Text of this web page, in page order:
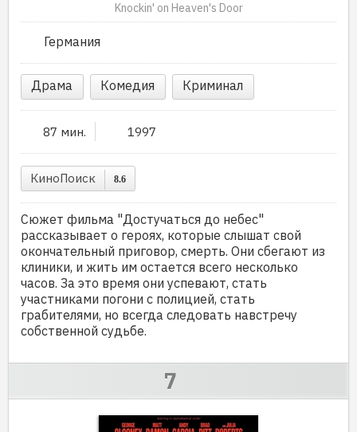
Knockin' on Heaven's Door
Германия
Драма Комедия Криминал
87 мин. 1997
КиноПоиск 8.6
Сюжет фильма "Достучаться до небес"
рассказывает о героях, которые слышат свой
окончательный приговор, смерть. Они сбегают из
клиники, и жить им остается всего несколько
часов. За это время они успевают, стать
участниками погони с полицией, стать
грабителями, но всегда следовать навстречу
собственной судьбе.